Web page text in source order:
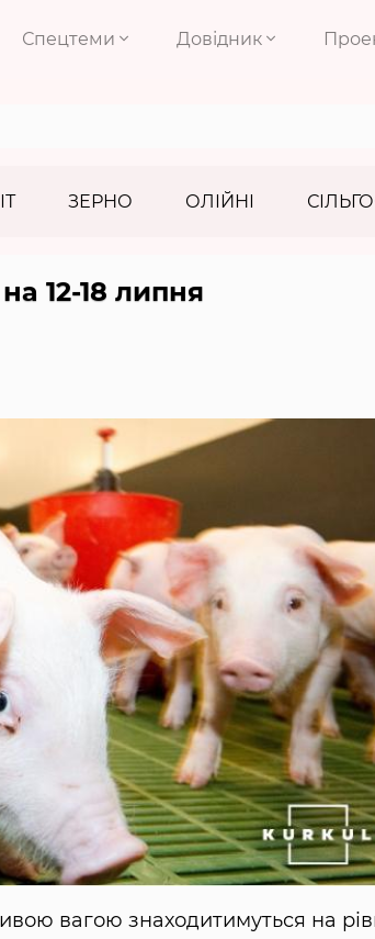
Спецтеми Довідник
ЗЕРНО ОЛІЙНІ
12-18 липня
вагою знаходитимуться на